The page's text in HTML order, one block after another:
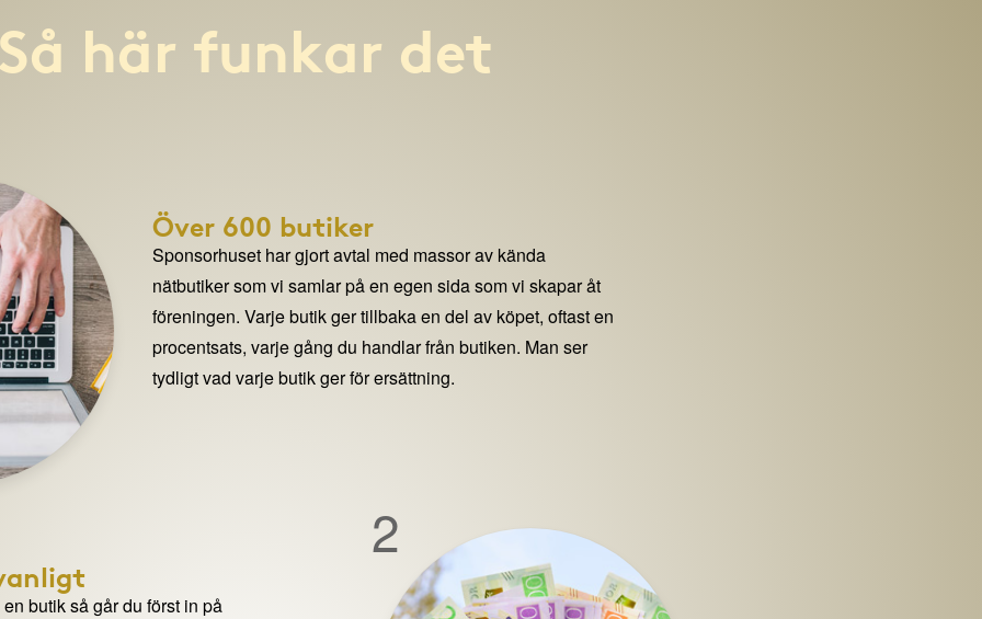
här funkar det
Över 600 butiker
Sponsorhuset har gjort avtal med massor av kända
nätbutiker som vi samlar på en egen sida som vi skapar åt
föreningen. Varje butik ger tillbaka en del av köpet, oftast en
procentsats, varje gång du handlar från butiken. Man ser
tydligt vad varje butik ger för ersättning.
2
butik så går du först in på